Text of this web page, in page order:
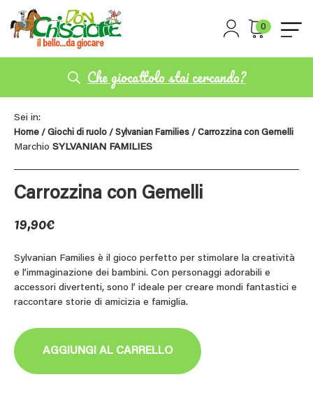
0
Che giocattolo stai cercando?
Sei in:
Home / Giochi di ruolo / Sylvanian Families / Carrozzina con Gemelli
Marchio SYLVANIAN FAMILIES
Carrozzina con Gemelli
19,90€
Sylvanian Families è il gioco perfetto per stimolare la creatività
e l’immaginazione dei bambini. Con personaggi adorabili e
accessori divertenti, sono l’ ideale per creare mondi fantastici e
raccontare storie di amicizia e famiglia.
AGGIUNGI AL CARRELLO